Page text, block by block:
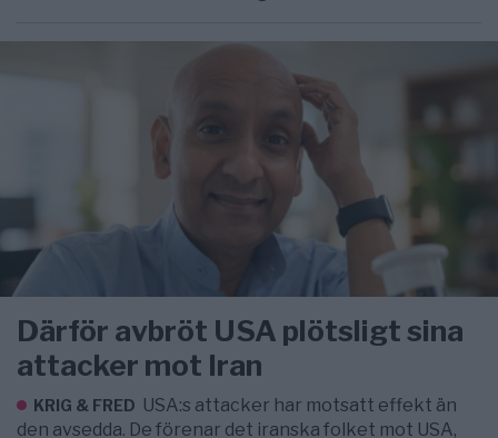
Därför avbröt USA plötsligt sina
attacker mot Iran
KRIG & FRED USA:s attacker har motsatt effekt än
den avsedda. De förenar det iranska folket mot USA,